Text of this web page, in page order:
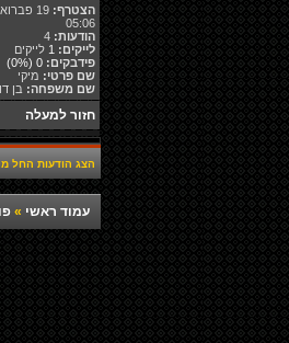
הצטרף:
05:06
הודעות:
לייקים: 1 לייקים
פידבקים: 0
(0%)
שם פרטי: מיקי
שם משפחה: בן
חזור למעלה
הצג הודעות החל
עמוד ראשי »